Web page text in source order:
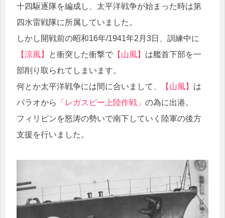
十四駆逐隊を編成し、太平洋戦争が始まった時は第
四水雷戦隊に所属していました。
しかし開戦前の昭和16年/1941年2月3日、訓練中に
【涼風】
と衝突した衝撃で 【山風】 は艦首下部を一
部削り取られてしまいます。
何とか太平洋戦争には間に合いまして、
【山風】 は
パラオから
「レガスピー上陸作戦」 の為に出港。
フィリピンを怒涛の勢いで南下していく陸軍の後方
支援を行いました。